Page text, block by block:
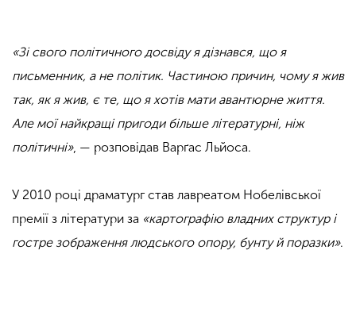
«Зі свого політичного досвіду я дізнався, що я
письменник, а не політик. Частиною причин, чому я жив
так, як я жив, є те, що я хотів мати авантюрне життя.
Але мої найкращі пригоди більше літературні, ніж
політичні», — розповідав Варґас Льйоса.
У 2010 році драматург став лавреатом Нобелівської
премії з літератури за «картографію владних структур і
гостре зображення людського опору, бунту й поразки».